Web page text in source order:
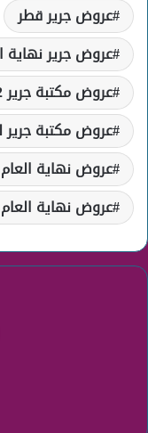
عروض جرير قطر
عروض جرير نهاية
عروض مكتبة جرير 2022
عروض مكتبة
عروض نهاية
عروض نهاية